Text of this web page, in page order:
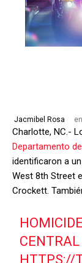
Jacmibel Rosa
Charlotte, NC.-
Departamento
identificaron a
West 8th Street
Crockett.
CENTRAL
HTTPS://